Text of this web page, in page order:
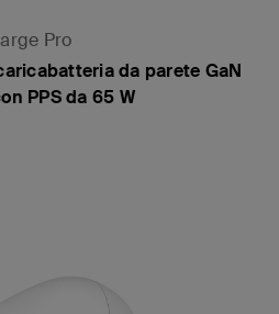
Pro
da parete GaN
PPS da 65 W